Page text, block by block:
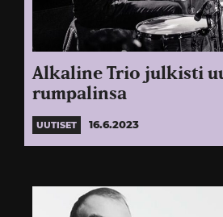
Alkaline Trio julkisti
rumpalinsa
UUTISET 16.6.2023